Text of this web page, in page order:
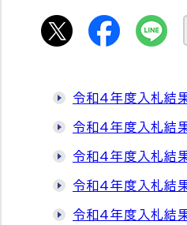
令和4年度入札結果
令和4年度入札結果
令和4年度入札結果
令和4年度入札結果
令和4年度入札結果